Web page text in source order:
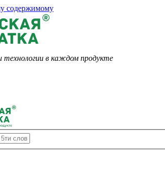
содержимому
технологии в каждом продукте